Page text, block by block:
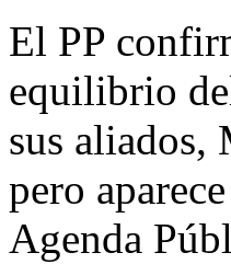
El PP
equilibrio
sus aliados,
pero
Agenda